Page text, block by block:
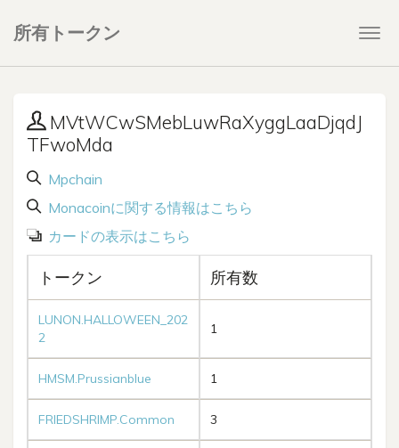
所有トークン
MVtWCwSMebLuwRaXyggLaaDjqdJ
TFwoMda
Mpchain
Monacoinに関する情報はこちら
カードの表示はこちら
トークン 所有数
LUNON.HALLOWEEN_202
2
1
HMSM.Prussianblue 1
FRIEDSHRIMP.Common 3